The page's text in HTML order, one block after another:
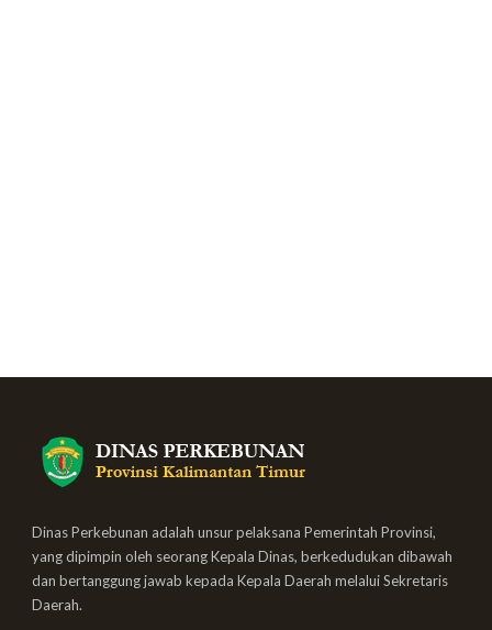
Dinas Perkebunan adalah unsur pelaksana Pemerintah Provinsi,
yang dipimpin oleh seorang Kepala Dinas, berkedudukan dibawah
dan bertanggung jawab kepada Kepala Daerah melalui Sekretaris
Daerah.